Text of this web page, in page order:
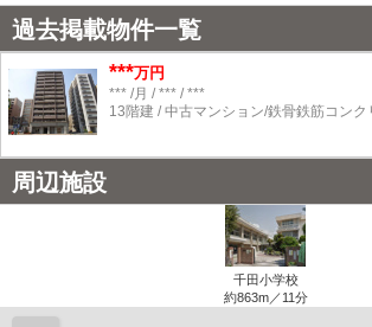
過去掲載物件一覧
***万円
*** /月 / *** / ***
13階建 / 中古マンション/鉄骨鉄筋コンク
周辺施設
千田小学校
約863m／11分